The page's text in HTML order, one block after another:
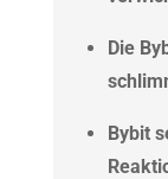
Die
Bybit